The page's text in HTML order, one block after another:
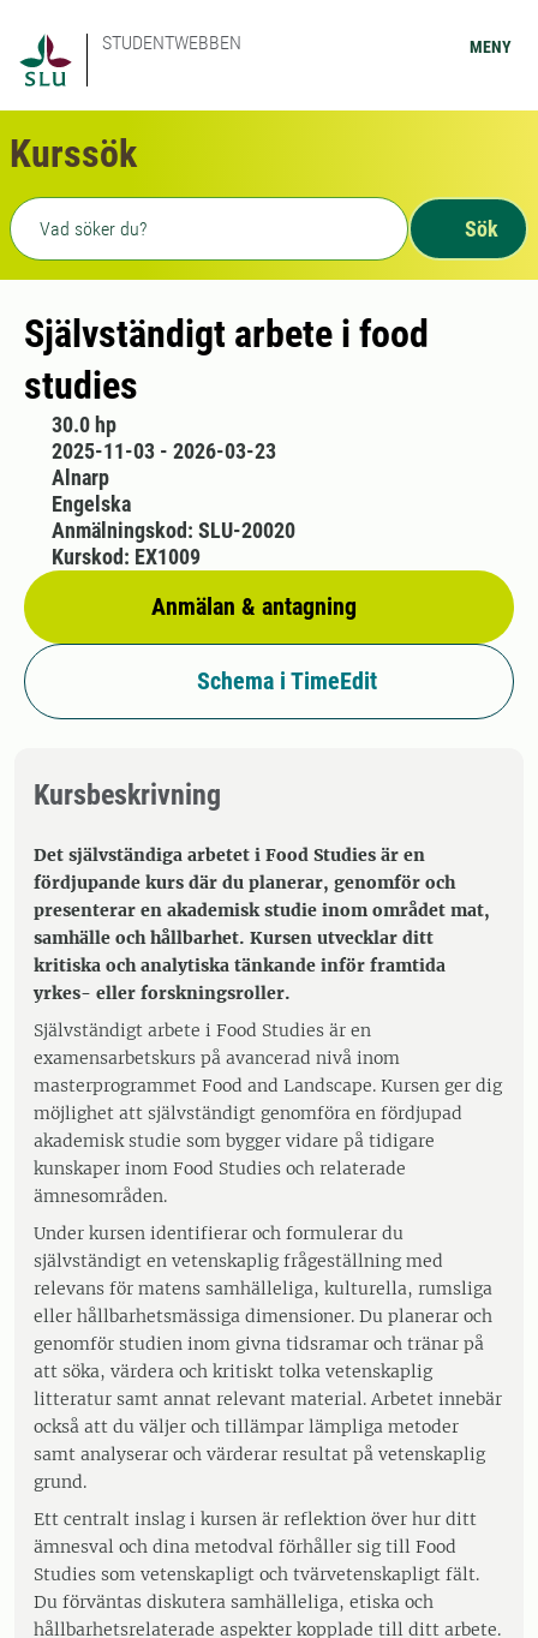
STUDENTWEBBEN MENY
Kurssök
Fritext sökning
Sök
Självständigt arbete i food
studies
30.0 hp
2025-11-03 - 2026-03-23
Alnarp
Engelska
Anmälan & antagning
Anmälningskod: SLU-20020
Kurskod: EX1009
Schema i TimeEdit
Kursbeskrivning
Det självständiga arbetet i Food Studies är en
fördjupande kurs där du planerar, genomför och
presenterar en akademisk studie inom området mat,
samhälle och hållbarhet. Kursen utvecklar ditt
kritiska och analytiska tänkande inför framtida
yrkes- eller forskningsroller.
Självständigt arbete i Food Studies är en
examensarbetskurs på avancerad nivå inom
masterprogrammet Food and Landscape. Kursen ger dig
möjlighet att självständigt genomföra en fördjupad
akademisk studie som bygger vidare på tidigare
kunskaper inom Food Studies och relaterade
ämnesområden.
Under kursen identifierar och formulerar du
självständigt en vetenskaplig frågeställning med
relevans för matens samhälleliga, kulturella, rumsliga
eller hållbarhetsmässiga dimensioner. Du planerar och
genomför studien inom givna tidsramar och tränar på
att söka, värdera och kritiskt tolka vetenskaplig
litteratur samt annat relevant material. Arbetet innebär
också att du väljer och tillämpar lämpliga metoder
samt analyserar och värderar resultat på vetenskaplig
grund.
Ett centralt inslag i kursen är reflektion över hur ditt
ämnesval och dina metodval förhåller sig till Food
Studies som vetenskapligt och tvärvetenskapligt fält.
Du förväntas diskutera samhälleliga, etiska och
hållbarhetsrelaterade aspekter kopplade till ditt arbete.